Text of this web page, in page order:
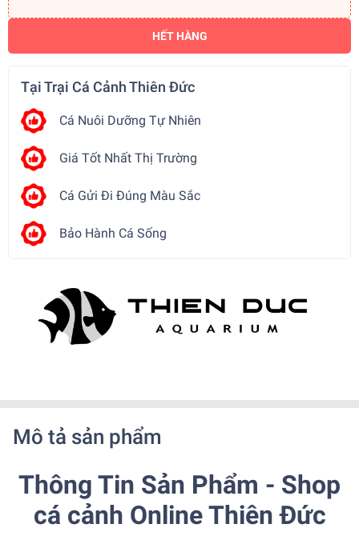
HẾT HÀNG
Tại Trại Cá Cảnh Thiên Đức
Cá Nuôi Dưỡng Tự Nhiên
Giá Tốt Nhất Thị Trường
Cá Gửi Đi Đúng Màu Sắc
Bảo Hành Cá Sống
Mô tả sản phẩm
Thông Tin Sản Phẩm - Shop
cá cảnh Online Thiên Đức